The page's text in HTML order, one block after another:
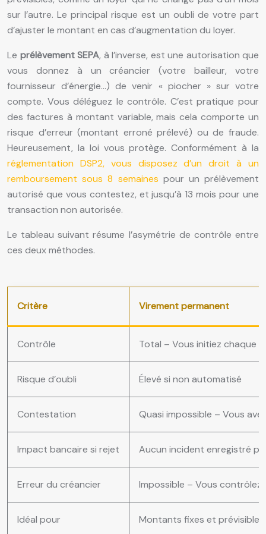
sur l’autre. Le principal risque est un oubli de votre part
d’ajuster le montant en cas d’augmentation du loyer.
Le prélèvement SEPA, à l’inverse, est une autorisation que
vous donnez à un créancier (votre bailleur, votre
fournisseur d’énergie…) de venir « piocher » sur votre
compte. Vous déléguez le contrôle. C’est pratique pour
des factures à montant variable, mais cela comporte un
risque d’erreur (montant erroné prélevé) ou de fraude.
Heureusement, la loi vous protège. Conformément à la
réglementation DSP2, vous disposez d’un droit à un
remboursement sous 8 semaines pour un prélèvement
autorisé que vous contestez, et jusqu’à 13 mois pour une
transaction non autorisée.
Le tableau suivant résume l’asymétrie de contrôle entre
ces deux méthodes.
Critère Virement permanent
Contrôle Total – Vous initiez chaque
Risque d’oubli Élevé si non automatisé
Contestation Quasi impossible – Vous
Impact bancaire si rejet Aucun incident enregistré
Erreur du créancier Impossible – Vous contrôlez
Idéal pour Montants fixes et